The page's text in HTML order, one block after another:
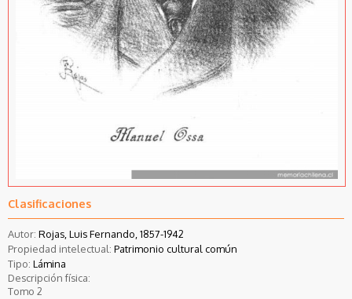
Clasificaciones
Autor: Rojas, Luis Fernando, 1857-1942
Propiedad intelectual: Patrimonio cultural común
Tipo: Lámina
Descripción física:
Tomo 2